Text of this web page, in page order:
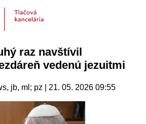
raz navštívil
vedenú jezuitmi
jb, ml; pz | 21. 05. 2026 09:55